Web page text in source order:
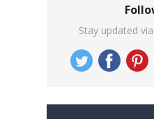
Stay updated